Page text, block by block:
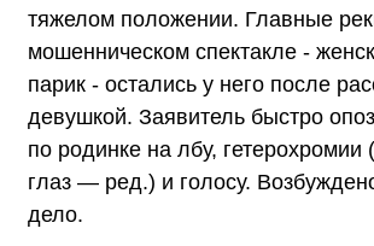
тяжелом положении. Главные
мошенническом спектакле -
парик - остались у него после
девушкой. Заявитель быстро
по родинке на лбу, гетерохромии
глаз — ред.) и голосу.
дело.